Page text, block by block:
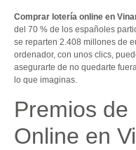
Comprar lotería online en
del 70 % de los españoles
se reparten 2.408 millones de
ordenador, con unos clics,
asegurarte de no quedarte
lo que imaginas.
Premios
Online en